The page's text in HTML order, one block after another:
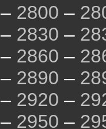
– 2800 –
– 2830 –
– 2860 –
– 2890 –
– 2920 –
– 2950 –